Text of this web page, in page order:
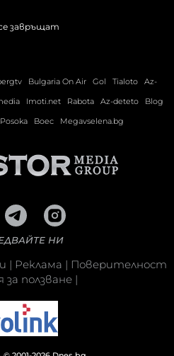
завръщат
Bulgaria On Air Gol Tialoto
Az-
Imoti.net Rabota Az-deteto
Blog
Posoka Boec Megavselena.bg
НИ
| Реклама | Поверителност
за ползване|